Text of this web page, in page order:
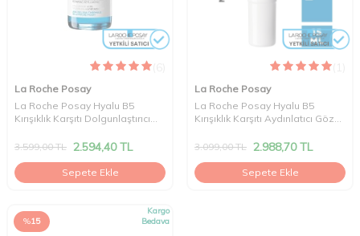
La Roche Posay
La Roche Posay Hyalu B5
Kırışıklık Karşıtı Dolgunlaştırıcı
3.599,00TL 2.594,40TL
Sepete Ekle
La Roche Posay
La Roche Posay Hyalu B5
Kırışıklık Karşıtı Aydınlatıcı Göz
3.099,00TL 2.988,70TL
Sepete Ekle
%15
Kargo
Bedava